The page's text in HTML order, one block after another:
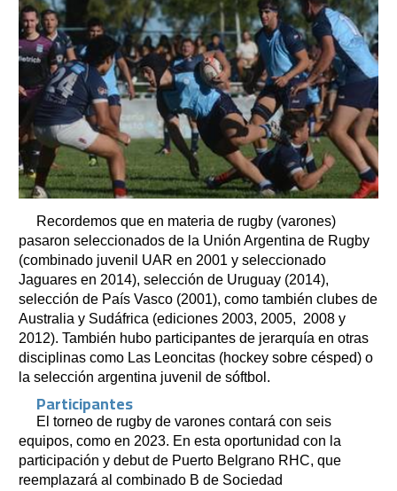
Recordemos que en materia de rugby (varones)
pasaron seleccionados de la Unión Argentina de Rugby
(combinado juvenil UAR en 2001 y seleccionado
Jaguares en 2014), selección de Uruguay (2014),
selección de País Vasco (2001), como también clubes de
Australia y Sudáfrica (ediciones 2003, 2005, 2008 y
2012). También hubo participantes de jerarquía en otras
disciplinas como Las Leoncitas (hockey sobre césped) o
la selección argentina juvenil de sóftbol.
Participantes
El torneo de rugby de varones contará con seis
equipos, como en 2023. En esta oportunidad con la
participación y debut de Puerto Belgrano RHC, que
reemplazará al combinado B de Sociedad